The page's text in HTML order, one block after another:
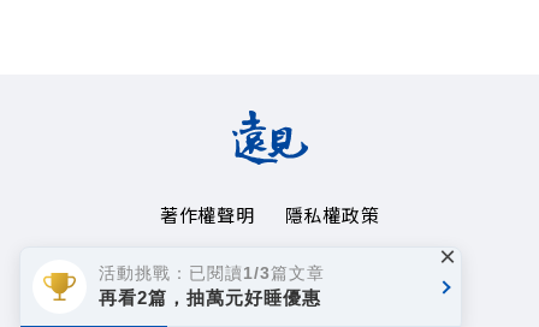
著作權聲明
隱私權政策
Copyright© 1999~2026
遠見天下文化事業群. All rights reserved.
活動挑戰：已閱讀1/3篇文章
再看2篇，抽萬元好睡優惠
×